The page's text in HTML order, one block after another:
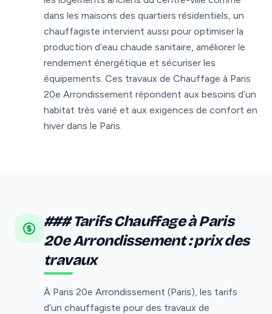
dans les maisons des quartiers résidentiels, un
chauffagiste intervient aussi pour optimiser la
production d’eau chaude sanitaire, améliorer le
rendement énergétique et sécuriser les
équipements. Ces travaux de Chauffage à Paris
20e Arrondissement répondent aux besoins d’un
habitat très varié et aux exigences de confort en
hiver dans le Paris.
### Tarifs Chauffage à Paris
20e Arrondissement : prix des
travaux
À Paris 20e Arrondissement (Paris), les tarifs
d’un chauffagiste pour des travaux de